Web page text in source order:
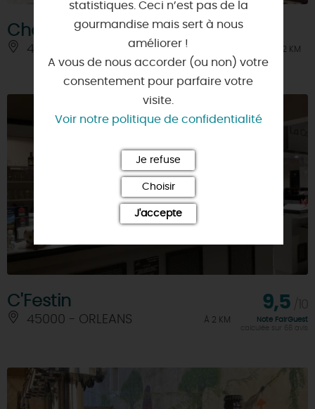
Chez Les Jacquin
45000 - ORLEANS À 2 KM
C'Festin
45000 - ORLEANS À 2 KM
9,5
Note FairGuest
calculée sur 66 avis
statistiques. Ceci n’est pas de la
gourmandise mais sert à nous
améliorer !
A vous de nous accorder (ou non) votre
consentement pour parfaire votre
visite.
Voir notre politique de confidentialité
Je refuse
Choisir
J'accepte